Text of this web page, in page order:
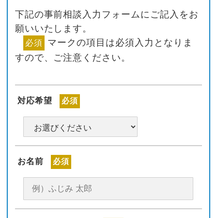
下記の事前相談入力フォームにご記入をお
願いいたします。
必須 マークの項目は必須入力となりま
すので、ご注意ください。
対応希望 必須
お名前 必須